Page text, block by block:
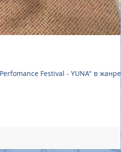
Festival - YUNA" в жанре